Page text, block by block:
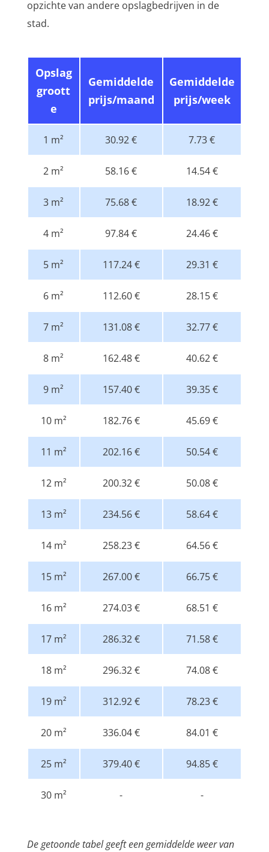
opzichte van andere opslagbedrijven in de
stad.
Opslag
groott
e
Gemiddelde
prijs/maand
Gemiddelde
prijs/week
1 m² 30.92 € 7.73 €
2 m² 58.16 € 14.54 €
3 m² 75.68 € 18.92 €
4 m² 97.84 € 24.46 €
5 m² 117.24 € 29.31 €
6 m² 112.60 € 28.15 €
7 m² 131.08 € 32.77 €
8 m² 162.48 € 40.62 €
9 m² 157.40 € 39.35 €
10 m² 182.76 € 45.69 €
11 m² 202.16 € 50.54 €
12 m² 200.32 € 50.08 €
13 m² 234.56 € 58.64 €
14 m² 258.23 € 64.56 €
15 m² 267.00 € 66.75 €
16 m² 274.03 € 68.51 €
17 m² 286.32 € 71.58 €
18 m² 296.32 € 74.08 €
19 m² 312.92 € 78.23 €
20 m² 336.04 € 84.01 €
25 m² 379.40 € 94.85 €
30 m² - -
De getoonde tabel geeft een gemiddelde weer van